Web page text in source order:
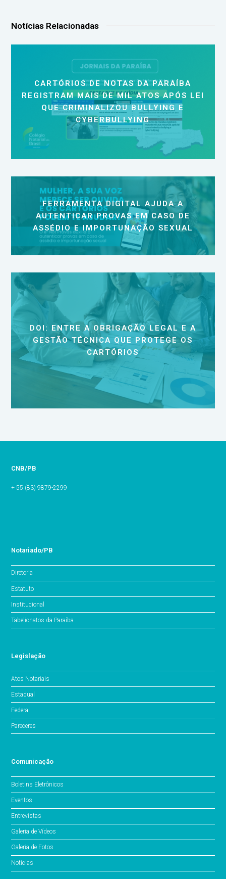
Notícias Relacionadas
CARTÓRIOS DE NOTAS DA PARAÍBA
REGISTRAM MAIS DE MIL ATOS APÓS LEI
QUE CRIMINALIZOU BULLYING E
CYBERBULLYING
FERRAMENTA DIGITAL AJUDA A
AUTENTICAR PROVAS EM CASO DE
ASSÉDIO E IMPORTUNAÇÃO SEXUAL
DOI: ENTRE A OBRIGAÇÃO LEGAL E A
GESTÃO TÉCNICA QUE PROTEGE OS
CARTÓRIOS
CNB/PB
+ 55 (83) 9879-2299
Notariado/PB
Diretoria
Estatuto
Institucional
Tabelionatos da Paraíba
Legislação
Atos Notariais
Estadual
Federal
Pareceres
Comunicação
Boletins Eletrônicos
Eventos
Entrevistas
Galeria de Vídeos
Galeria de Fotos
Notícias